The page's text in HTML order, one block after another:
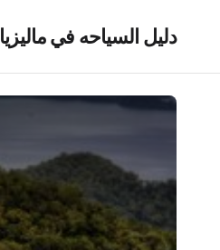
دليل السياحه في ماليزيا